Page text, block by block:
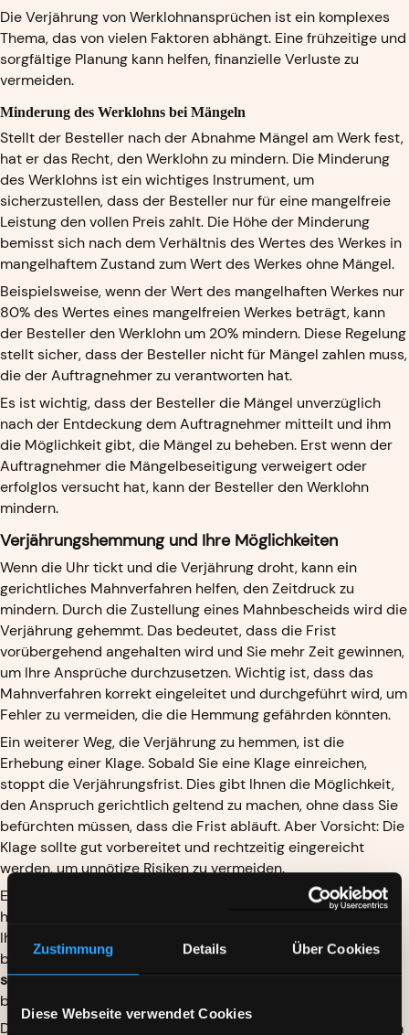
Zustimmung Details Über Cookies
Diese Webseite verwendet Cookies
Die Verjährung von Werklohnansprüchen ist ein komplexes
Thema, das von vielen Faktoren abhängt. Eine frühzeitige und
sorgfältige Planung kann helfen, finanzielle Verluste zu
vermeiden.
Minderung des Werklohns bei Mängeln
Stellt der Besteller nach der Abnahme Mängel am Werk fest,
hat er das Recht, den Werklohn zu mindern. Die Minderung
des Werklohns ist ein wichtiges Instrument, um
sicherzustellen, dass der Besteller nur für eine mangelfreie
Leistung den vollen Preis zahlt. Die Höhe der Minderung
bemisst sich nach dem Verhältnis des Wertes des Werkes in
mangelhaftem Zustand zum Wert des Werkes ohne Mängel.
Beispielsweise, wenn der Wert des mangelhaften Werkes nur
80% des Wertes eines mangelfreien Werkes beträgt, kann
der Besteller den Werklohn um 20% mindern. Diese Regelung
stellt sicher, dass der Besteller nicht für Mängel zahlen muss,
die der Auftragnehmer zu verantworten hat.
Es ist wichtig, dass der Besteller die Mängel unverzüglich
nach der Entdeckung dem Auftragnehmer mitteilt und ihm
die Möglichkeit gibt, die Mängel zu beheben. Erst wenn der
Auftragnehmer die Mängelbeseitigung verweigert oder
erfolglos versucht hat, kann der Besteller den Werklohn
mindern.
Verjährungshemmung und Ihre Möglichkeiten
Wenn die Uhr tickt und die Verjährung droht, kann ein
gerichtliches Mahnverfahren helfen, den Zeitdruck zu
mindern. Durch die Zustellung eines Mahnbescheids wird die
Verjährung gehemmt. Das bedeutet, dass die Frist
vorübergehend angehalten wird und Sie mehr Zeit gewinnen,
um Ihre Ansprüche durchzusetzen. Wichtig ist, dass das
Mahnverfahren korrekt eingeleitet und durchgeführt wird, um
Fehler zu vermeiden, die die Hemmung gefährden könnten.
Ein weiterer Weg, die Verjährung zu hemmen, ist die
Erhebung einer Klage. Sobald Sie eine Klage einreichen,
stoppt die Verjährungsfrist. Dies gibt Ihnen die Möglichkeit,
den Anspruch gerichtlich geltend zu machen, ohne dass Sie
befürchten müssen, dass die Frist abläuft. Aber Vorsicht: Die
Klage sollte gut vorbereitet und rechtzeitig eingereicht
werden, um unnötige Risiken zu vermeiden.
Ein Schuldanerkenntnis kann ebenfalls die Verjährung
hemmen. Wenn der Schuldner schriftlich anerkennt, dass er
Ihnen Geld schuldet, wird die Verjährung unterbrochen und
beginnt von neuem zu laufen.Ein solches Anerkenntnis
schafft Klarheitund kann helfen, den Anspruch zu sichern,
bevor die Frist endgültig abläuft.
Die Hemmung der Verjährung ist ein mächtiges Werkzeug im